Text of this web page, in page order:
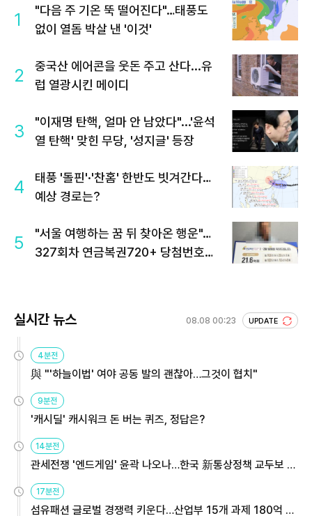
1
"다음 주 기온 뚝 떨어진다"…태풍도
없이 열돔 박살 낸 '이것'
2
중국산 에어콘을 웃돈 주고 산다...유
럽 열광시킨 메이디
3
"이재명 탄핵, 얼마 안 남았다"...'윤석
열 탄핵' 맞힌 무당, '성지글' 등장
4
태풍 '돌핀'·'찬홈' 한반도 빗겨간다…
예상 경로는?
5
"서울 여행하는 꿈 뒤 찾아온 행운"…
327회차 연금복권720+ 당첨번호조
실시간 뉴스 08.08 00:23 UPDATE
4분전
與 "'하늘이법' 여야 공동 발의 괜찮아…그것이 협치"
9분전
'캐시딜' 캐시워크 돈 버는 퀴즈, 정답은?
14분전
관세전쟁 '엔드게임' 윤곽 나오나…한국 新통상정책 교두보 활
용해야
17분전
섬유패션 글로벌 경쟁력 키운다…산업부 15개 과제 180억 지